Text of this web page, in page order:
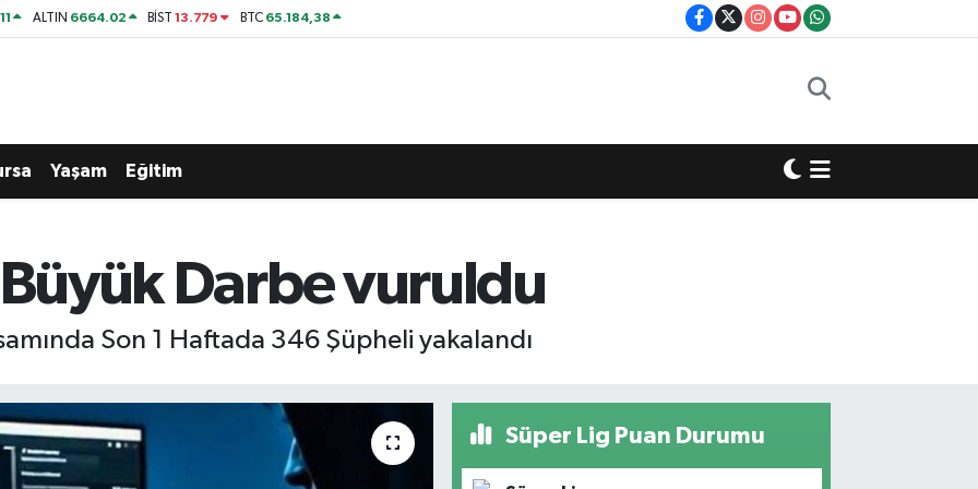
ALTIN 6664.02 BİST13.779 BTC 65.184,38
Yaşam Eğitim
Darbe vuruldu
Son 1 Haftada 346 Şüpheli yakalandı
Süper Lig Puan Durumu